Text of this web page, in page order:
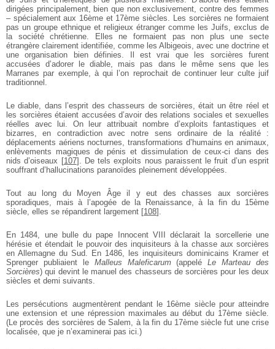
dirigées principalement, bien que non exclusivement, contre des femmes
– spécialement aux 16ème et 17ème siècles. Les sorcières ne formaient
pas un groupe ethnique et religieux étranger comme les Juifs, exclus de
la société chrétienne. Elles ne formaient pas non plus une secte
étrangère clairement identifiée, comme les Albigeois, avec une doctrine et
une organisation bien définies. Il est vrai que les sorcières furent
accusées d’adorer le diable, mais pas dans le même sens que les
Marranes par exemple, à qui l’on reprochait de continuer leur culte juif
traditionnel.
Le diable, dans l’esprit des chasseurs de sorcières, était un être réel et
les sorcières étaient accusées d’avoir des relations sociales et sexuelles
réelles avec lui. On leur attribuait nombre d’exploits fantastiques et
bizarres, en contradiction avec notre sens ordinaire de la réalité :
déplacements aériens nocturnes, transformations d’humains en animaux,
enlèvements magiques de pénis et dissimulation de ceux-ci dans des
nids d’oiseaux [107]
. De tels exploits nous paraissent le fruit d’un esprit
souffrant d’hallucinations paranoïdes pleinement développées.
Tout au long du Moyen Âge il y eut des chasses aux sorcières
sporadiques, mais à l’apogée de la Renaissance, à la fin du 15ème
siècle, elles se répandirent largement [108]
En 1484, une bulle du pape Innocent VIII déclarait la sorcellerie une
hérésie et étendait le pouvoir des inquisiteurs à la chasse aux sorcières
en Allemagne du Sud. En 1486, les inquisiteurs dominicains Kramer et
Sprenger publiaient le Malleus Maleficarum(appeléLe Marteau des
Sorcières) qui devint le manuel des chasseurs de sorcières pour les deux
siècles et demi suivants.
Les persécutions augmentèrent pendant le 16ème siècle pour atteindre
une extension et une répression maximales au début du 17ème siècle.
(Le procès des sorcières de Salem, à la fin du 17ème siècle fut une crise
localisée, que je n’examinerai pas ici.)